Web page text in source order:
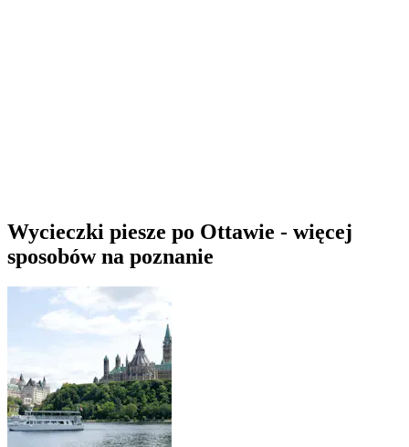
Wycieczki piesze po Ottawie - więcej
sposobów na poznanie